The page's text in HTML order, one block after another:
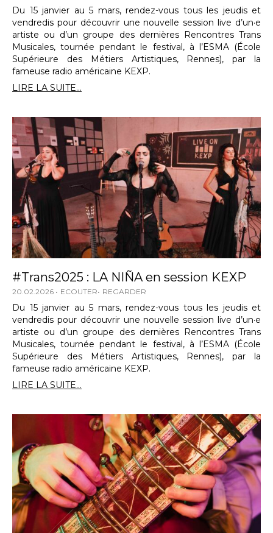
Du 15 janvier au 5 mars, rendez-vous tous les jeudis et
vendredis pour découvrir une nouvelle session live d’un·e
artiste ou d’un groupe des dernières Rencontres Trans
Musicales, tournée pendant le festival, à l’ESMA (École
Supérieure des Métiers Artistiques, Rennes), par la
fameuse radio américaine KEXP.
LIRE LA SUITE...
#Trans2025 : LA NIÑA en session KEXP
20.02.2026 ECOUTER REGARDER
Du 15 janvier au 5 mars, rendez-vous tous les jeudis et
vendredis pour découvrir une nouvelle session live d’un·e
artiste ou d’un groupe des dernières Rencontres Trans
Musicales, tournée pendant le festival, à l’ESMA (École
Supérieure des Métiers Artistiques, Rennes), par la
fameuse radio américaine KEXP.
LIRE LA SUITE...